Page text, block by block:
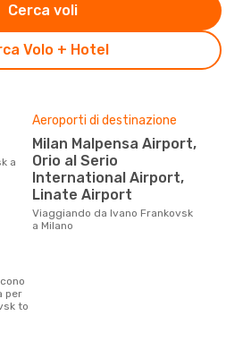
Volo + Hotel
Cerca voli
Aeroporti di destinazione
Milan Malpensa Airport,
Orio al Serio
International Airport,
Linate Airport
Viaggiando da Ivano Frankovsk
a Milano
per
to